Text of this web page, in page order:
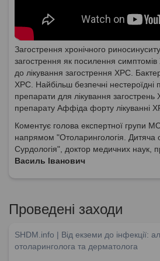
Загострення хронічного
загострення як посилення
до лікування загострення ХРС.
ХРС. Найбільш безпечні нестероїдні
препарати для лікування
препарату Аффіда форту лікуванні
Коментує голова експертної групи
напрямом "Отоларингологія. Дитяча
Сурдологія", доктор медичних наук,
Василь Іванович
Проведені заходи
SHDM.info | Від екземи до інфекції:
отоларинголога та дерматолога